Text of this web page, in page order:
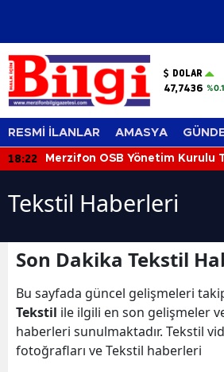
DOLAR
47,7436
RESMİ İLANLAR AMASYA
18:22 Merzifon OSB Yönetim Kurulu
Tekstil Haberleri
Son Dakika Tekstil
Bu sayfada güncel gelişmeleri
Tekstil ile ilgili en son gelişmeler
haberleri sunulmaktadır. Tekstil
fotoğrafları ve Tekstil haberleri